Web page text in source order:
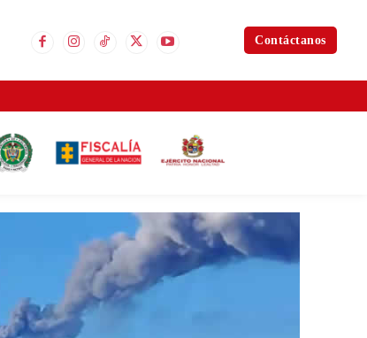
Contáctanos